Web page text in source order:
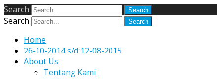
Search
Search
Home
26-10-2014 s/d 12-08-2015
About Us
Tentang Kami